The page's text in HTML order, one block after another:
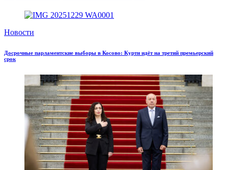
Новости
Досрочные парламентские выборы в Косово: Курти идёт на третий премьерский
срок